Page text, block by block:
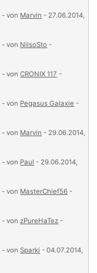
- von Marvin - 27.06.2014,
- von NilsoSto -
- vonCRONIX 117 -
- von Pegasus Galaxie -
- von Marvin - 29.06.2014,
- von Paul - 29.06.2014,
- von MasterChief56 -
- vonzPureHaTez -
- vonSparki - 04.07.2014,